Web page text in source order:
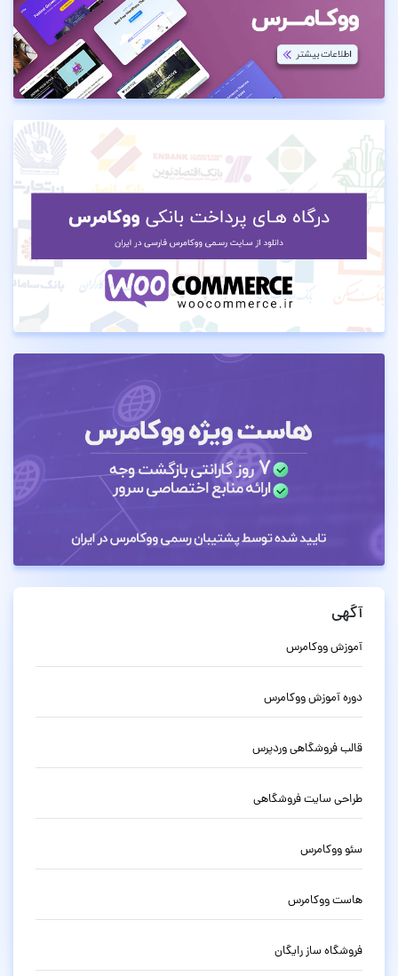
آگهی
آموزش ووکامرس
دوره آموزش ووکامرس
قالب فروشگاهی وردپرس
طراحی سایت فروشگاهی
سئو ووکامرس
هاست ووکامرس
فروشگاه ساز رایگان